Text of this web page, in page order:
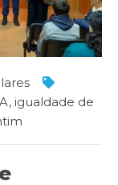
, igualdade de